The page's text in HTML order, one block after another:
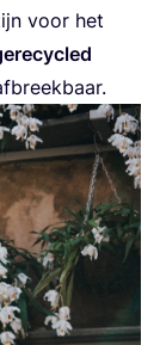
voor het